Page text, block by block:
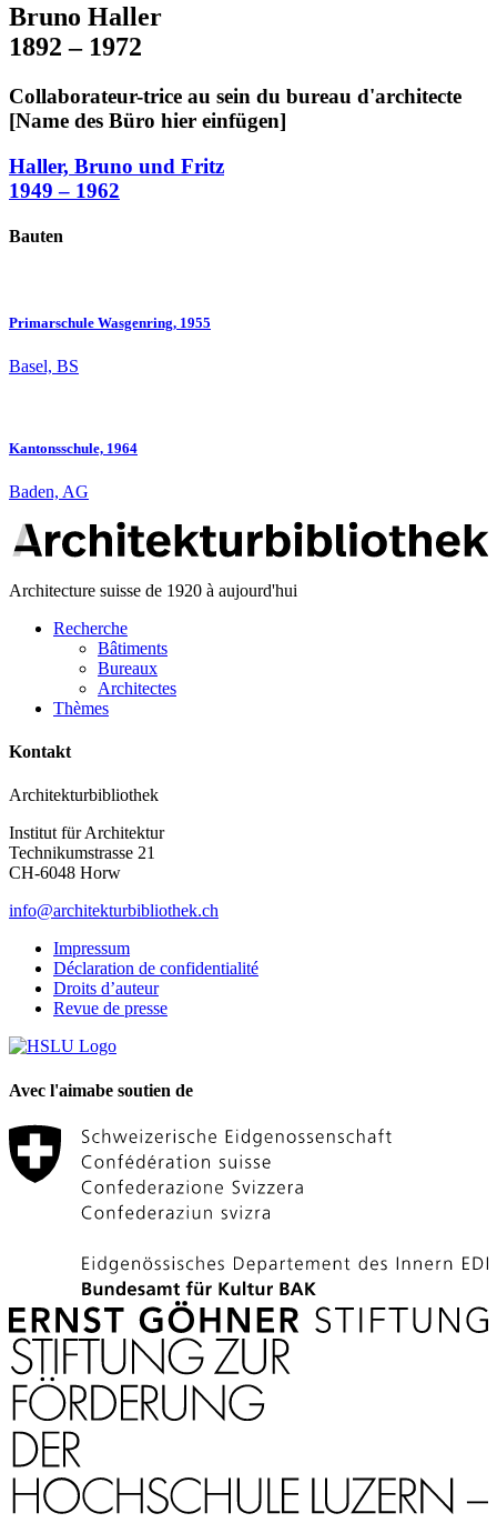
Bruno Haller
1892 – 1972
Collaborateur-trice au sein du bureau d'architecte
[Name des Büro hier einfügen]
Haller, Bruno und Fritz
1949 – 1962
Bauten
Primarschule Wasgenring, 1955
Basel, BS
Kantonsschule, 1964
Baden, AG
Architecture suisse de 1920 à aujourd'hui
Recherche
Bâtiments
Bureaux
Architectes
Thèmes
Kontakt
Architekturbibliothek
Institut für Architektur
Technikumstrasse 21
CH-6048 Horw
info@architekturbibliothek.ch
Impressum
Déclaration de confidentialité
Droits d’auteur
Revue de presse
Avec l'aimabe soutien de